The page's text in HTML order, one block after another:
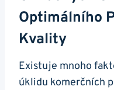
Optimálního
Kvality
Existuje mnoho
úklidu komerčních